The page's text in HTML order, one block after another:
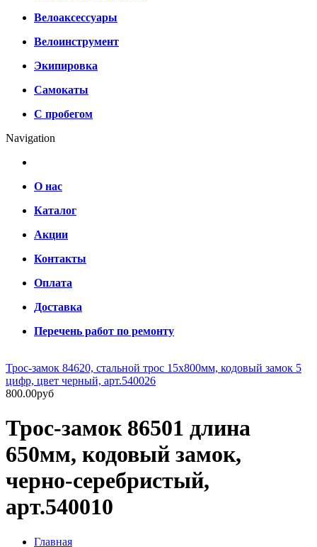
Велоаксессуары
Велоинструмент
Экипировка
Самокаты
С пробегом
Navigation
О нас
Каталог
Акции
Контакты
Оплата
Доставка
Перечень работ по ремонту
Трос-замок 84620, стальной трос 15х800мм, кодовый замок 5
цифр, цвет черный, арт.540026
800.00руб
Трос-замок 86501 длина
650мм, кодовый замок,
черно-серебристый,
арт.540010
Главная